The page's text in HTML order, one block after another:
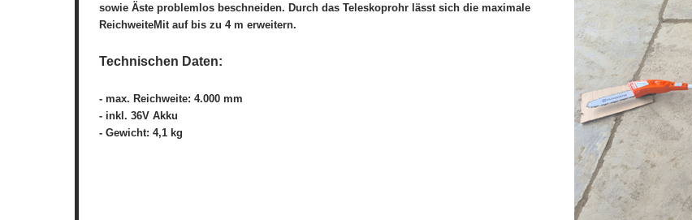
sowie Äste problemlos beschneiden. Durch das Teleskoprohr lässt sich die maximale
ReichweiteMit auf bis zu 4 m erweitern.
Technischen Daten:
- max. Reichweite: 4.000 mm
- inkl. 36V Akku
- Gewicht: 4,1 kg